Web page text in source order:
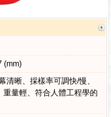
(mm)
清晰、採樣率可調快/慢、
重量輕、符合人體工程學的